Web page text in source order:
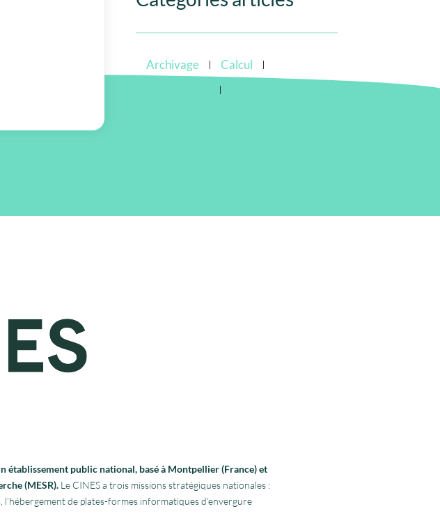
Archivage
Calcul
établissement public national, basé à Montpellier (France) et
(MESR). Le CINES a trois missions stratégiques nationales :
de plates-formes informatiques d’envergure